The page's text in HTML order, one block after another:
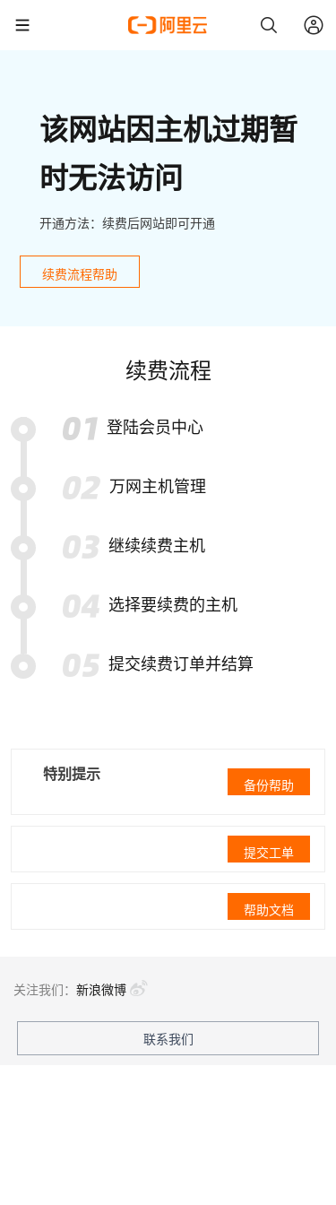
该网站因主机过期暂
时无法访问
开通方法：续费后网站即可开通
续费流程帮助
续费流程
登陆会员中心
万网主机管理
继续续费主机
选择要续费的主机
提交续费订单并结算
特别提示
备份帮助
提交工单
帮助文档